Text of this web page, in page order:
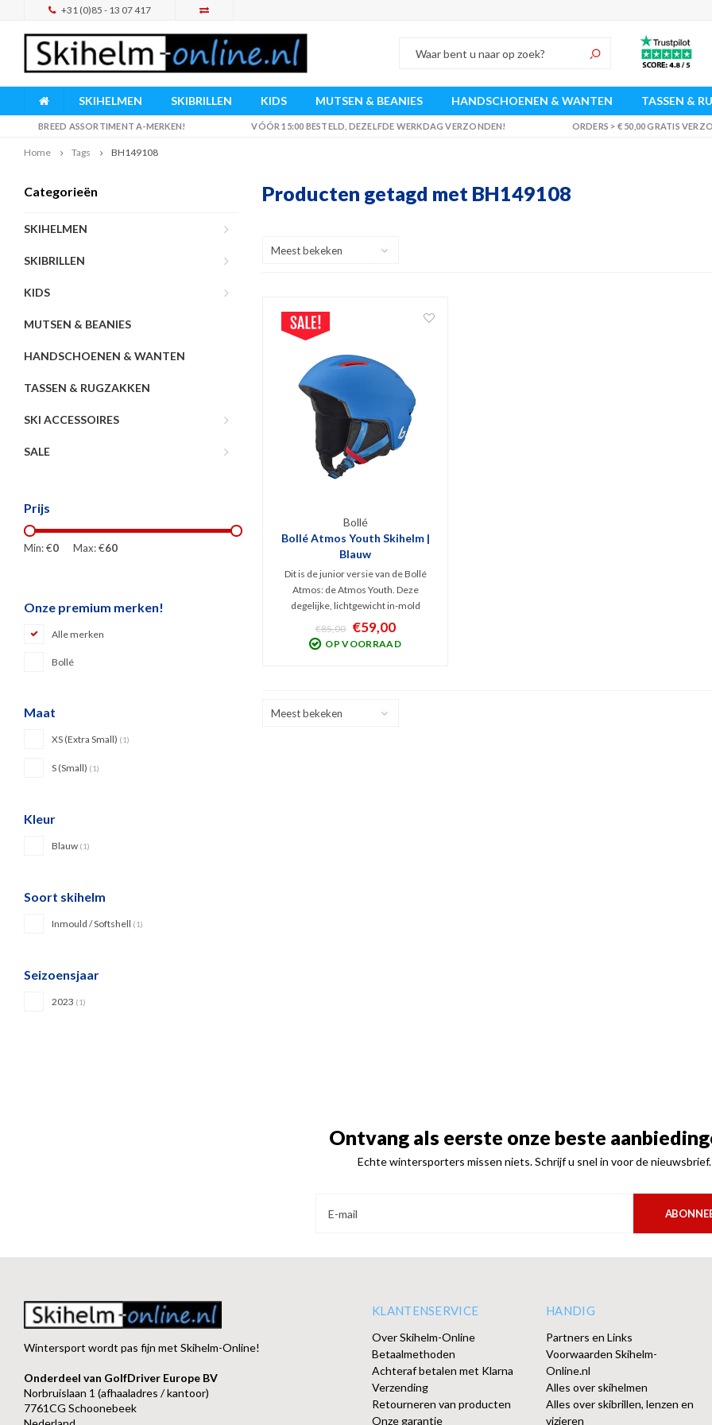
+31 (0)85 - 13 07 417
SKIHELMEN SKIBRILLEN KIDS MUTSEN & BEANIES HANDSCHOENEN & WANTEN TASSEN &
BREED ASSORTIMENT A-MERKEN! VÓÓR 15:00 BESTELD, DEZELFDE WERKDAG VERZONDEN! ORDERS > € 50,00 GRATIS
Home Tags BH149108
Categorieën
SKIHELMEN
SKIBRILLEN
KIDS
MUTSEN & BEANIES
HANDSCHOENEN & WANTEN
TASSEN & RUGZAKKEN
SKI ACCESSOIRES
SALE
Prijs
Min: €0 Max: €60
Onze premium merken!
Alle merken
Bollé
Maat
XS (Extra Small) (1)
S (Small) (1)
Kleur
Blauw (1)
Soort skihelm
Inmould / Softshell (1)
Seizoensjaar
2023 (1)
Producten getagd met BH149108
Meest bekeken
Bollé
Bollé Atmos Youth Skihelm |
Blauw
Dit is de junior versie van de Bollé
Atmos: de Atmos Youth. Deze
degelijke, lichtgewicht in-mold
skihelm is v.v.
verschillende technologieën en biedt
prima allround bescherming voor
€85,00 €59,00
OP VOORRAAD
Meest bekeken
Ontvang als eerste onze beste
Echte wintersporters missen niets. Schrijf u snel in voor de nieuwsbrief.
Wintersport wordt pas fijn met Skihelm-Online!
Onderdeel van GolfDriver Europe BV
Norbruislaan 1 (afhaaladres / kantoor)
7761CG Schoonebeek
KLANTENSERVICE
Over Skihelm-Online
Betaalmethoden
Achteraf betalen met Klarna
Verzending
Retourneren van producten
Onze garantie
HANDIG
Partners en Links
Voorwaarden Skihelm-
Online.nl
Alles over skihelmen
Alles over skibrillen, lenzen en
vizieren